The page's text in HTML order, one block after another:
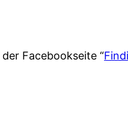
Facebookseite “